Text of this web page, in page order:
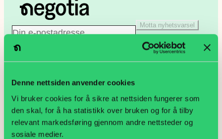
Denne nettsiden anvender cookies
Vi bruker cookies for å sikre at nettsiden fungerer som
den skal, for å ha statistikk over bruken og for å tilby
relevant markedsføring gjennom andre nettsteder og
sosiale medier.
E
p
o
s
Motta nyhetsvarsel
Klikk for å starte verifiseringen
PB 9187 Grønland, 0187 Oslo
Lakkegata 23, 0134 Oslo